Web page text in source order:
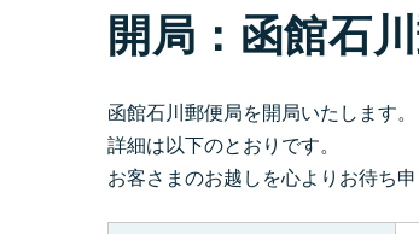
開局：函館石
函館石川郵便局を開局いたします。
詳細は以下のとおりです。
お客さまのお越しを心よりお待ち申